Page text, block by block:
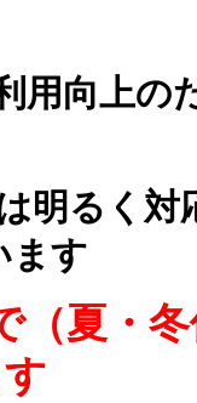
用向上の
明るく
ます
（夏・